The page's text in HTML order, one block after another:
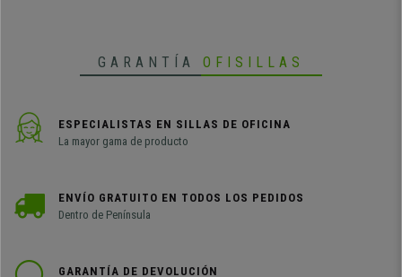
GARANTÍA OFISILLAS
ESPECIALISTAS EN SILLAS DE OFICINA
La mayor gama de producto
ENVÍO GRATUITO EN TODOS LOS PEDIDOS
Dentro de Península
GARANTÍA DE DEVOLUCIÓN